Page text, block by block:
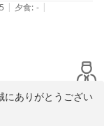
を目指し、スタッ
にお待ち申し上げ
5 | 夕食: - |
にありがとうござい